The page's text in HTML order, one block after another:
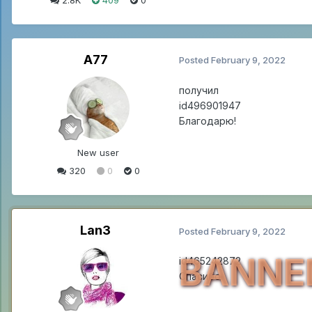
A77
New user
320
0 0
Posted February 9, 2022
получил
id496901947
Благодарю!
Lan3 Posted February 9, 2022
id465242872
Спасибо.